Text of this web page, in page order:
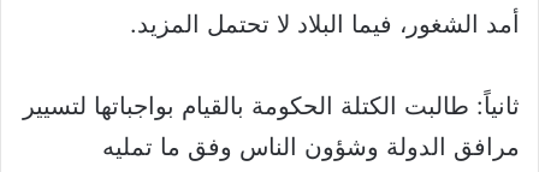
أمد الشغور، فيما البلاد لا تحتمل المزيد.
ثانياً: طالبت الكتلة الحكومة بالقيام بواجباتها لتسيير
مرافق الدولة وشؤون الناس وفق ما تمليه